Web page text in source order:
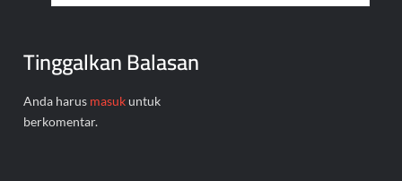
Tinggalkan Balasan
Anda harus masukuntuk
berkomentar.